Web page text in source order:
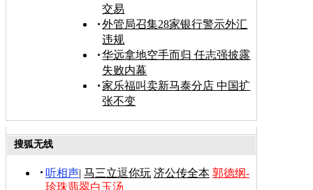
交易
外管局召集28家银行警示外汇
违规
华远拿地空手而归 任志强披露
失败内幕
家乐福叫卖新马泰分店 中国扩
张不变
搜狐无线
听相声| 马三立逗你玩 济公传全本 郭德纲-
珍珠翡翠白玉汤